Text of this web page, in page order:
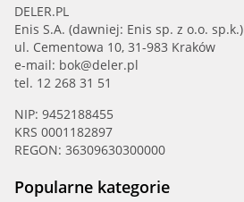
DELER.PL
Enis S.A. (dawniej: Enis sp. z o.o. sp.k.)
ul. Cementowa 10, 31-983 Kraków
e-mail: bok@deler.pl
tel. 12 268 31 51
NIP: 9452188455
KRS 0001182897
REGON: 36309630300000
Popularne kategorie